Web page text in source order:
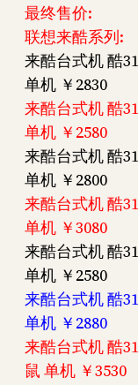
最终售价:
联想来酷系列:
来酷台式机 酷
单机 ￥2830
来酷台式机 酷
单机 ￥2580
来酷台式机 酷
单机 ￥2800
来酷台式机 酷
单机 ￥3080
来酷台式机 酷
单机 ￥2580
来酷台式机 酷
单机 ￥2880
来酷台式机 酷
鼠 单机 ￥3530